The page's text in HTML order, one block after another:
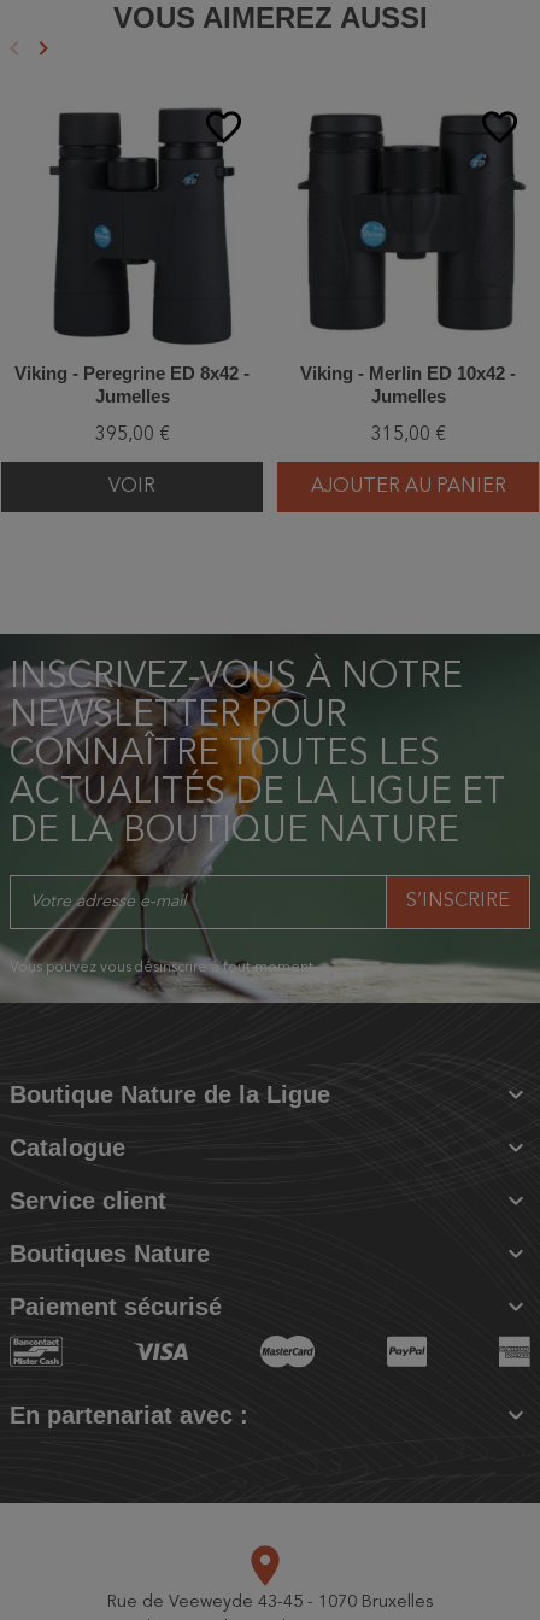
VOUS AIMEREZ AUSSI
Précédent
keyboard_arrow_left Suivant
keyboard_arrow_right
favorite_border
Viking - Peregrine ED 8x42 -
Jumelles
395,00 €
VOIR
favorite_border
Viking - Merlin ED 10x42 -
Jumelles
315,00 €
AJOUTER AU PANIER
INSCRIVEZ-VOUS À NOTRE
NEWSLETTER POUR
CONNAÎTRE TOUTES LES
ACTUALITÉS DE LA LIGUE ET
DE LA BOUTIQUE NATURE
Vous pouvez vous désinscrire à tout moment.
Boutique Nature de la Ligue 
Catalogue 
Service client 
Boutiques Nature 
Paiement sécurisé 
En partenariat avec : 
place
Rue de Veeweyde 43-45 - 1070 Bruxelles